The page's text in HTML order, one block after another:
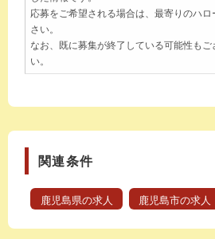
応募をご希望される場合は、最寄りのハ
さい。
なお、既に募集が終了している可能性も
い。
関連条件
鹿児島県の求人 鹿児島市の求人